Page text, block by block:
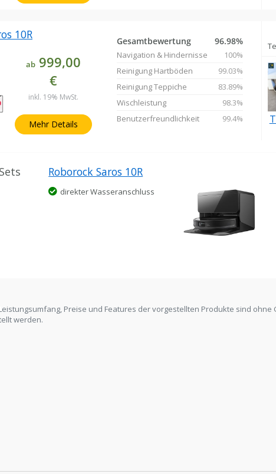
10R
ab 999,00
€
inkl. 19% MwSt.
Mehr Details
Gesamtbewertung 96.98%
Navigation & Hindernisse
100%
Reinigung Hartböden
99.03%
Reinigung Teppiche
83.89%
Wischleistung
98.3%
Benutzerfreundlichkeit
99.4%
Roborock Saros 10R
direkter Wasseranschluss
Preise und Features der vorgestellten Produkte sind ohne
werden.